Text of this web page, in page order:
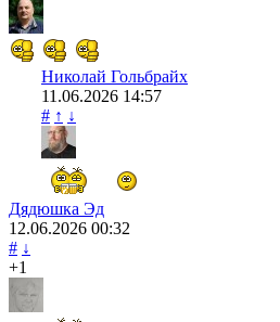
Николай Гольбрайх
11.06.2026 14:57
# ↑ ↓
Дядюшка Эд
12.06.2026 00:32
# ↓
+1